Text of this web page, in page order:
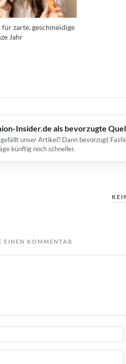
für zarte, geschmeidige
Jahr
Insider.de als bevorzugte
gefällt unser Artikel? Dann bevorzugt
künftig noch schneller.
EINEN KOMMENTAR